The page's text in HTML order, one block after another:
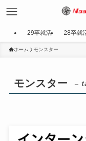
29卒就活 28卒就
ホーム モンスター
モンスター –